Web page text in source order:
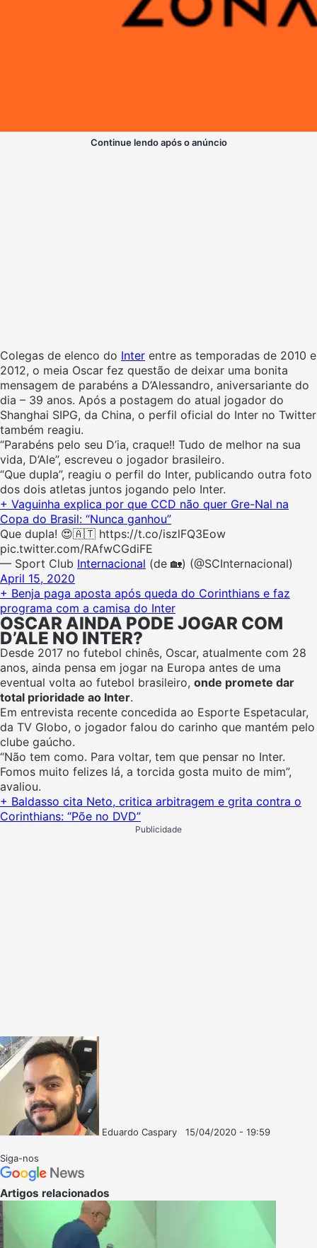
Continue lendo após o anúncio
Colegas de elenco do Inter entre as temporadas de 2010 e
2012, o meia Oscar fez questão de deixar uma bonita
mensagem de parabéns a D’Alessandro, aniversariante do
dia – 39 anos. Após a postagem do atual jogador do
Shanghai SIPG, da China, o perfil oficial do Inter no Twitter
também reagiu.
“Parabéns pelo seu D’ia, craque!! Tudo de melhor na sua
vida, D’Ale”, escreveu o jogador brasileiro.
“Que dupla”, reagiu o perfil do Inter, publicando outra foto
dos dois atletas juntos jogando pelo Inter.
+ Vaguinha explica por que CCD não quer Gre-Nal na
Copa do Brasil: “Nunca ganhou”
Que dupla! 😍🇦🇹 https://t.co/iszlFQ3Eow
pic.twitter.com/RAfwCGdiFE
— Sport Club Internacional (de 🏡) (@SCInternacional)
April 15, 2020
+ Benja paga aposta após queda do Corinthians e faz
programa com a camisa do Inter
OSCAR AINDA PODE JOGAR COM
D’ALE NO INTER?
Desde 2017 no futebol chinês, Oscar, atualmente com 28
anos, ainda pensa em jogar na Europa antes de uma
eventual volta ao futebol brasileiro, onde promete dar
total prioridade ao Inter.
Em entrevista recente concedida ao Esporte Espetacular,
da TV Globo, o jogador falou do carinho que mantém pelo
clube gaúcho.
“Não tem como. Para voltar, tem que pensar no Inter.
Fomos muito felizes lá, a torcida gosta muito de mim”,
avaliou.
+ Baldasso cita Neto, critica arbitragem e grita contra o
Corinthians: “Põe no DVD”
Publicidade
Eduardo Caspary
15/04/2020 - 19:59
Siga-nos
Artigos relacionados